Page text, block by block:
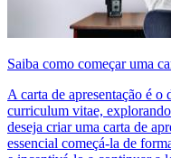
Saiba como começar uma
A carta de apresentação é o
curriculum vitae,
deseja criar uma carta de
essencial começá-la de